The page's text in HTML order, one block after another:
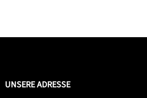
UNSERE ADRESSE